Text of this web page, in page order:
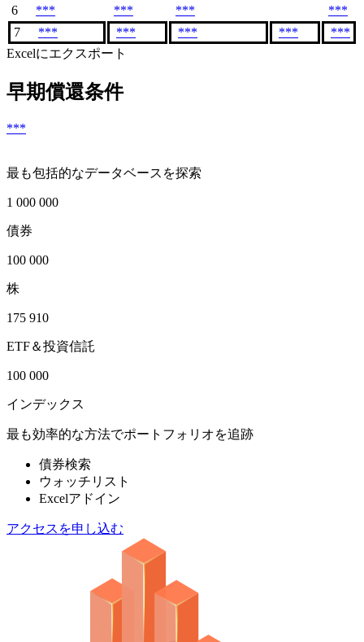
6
*** *** ***
***
7
*** *** *** ***
***
Excelにエクスポート
早期償還条件
***
最も包括的なデータベースを探索
1 000 000
債券
100 000
株
175 910
ETF＆投資信託
100 000
インデックス
最も効率的な方法でポートフォリオを追跡
債券検索
ウォッチリスト
Excelアドイン
アクセスを申し込む